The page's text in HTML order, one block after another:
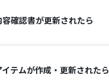
確認書が更新されたら
テムが作成・更新されたら